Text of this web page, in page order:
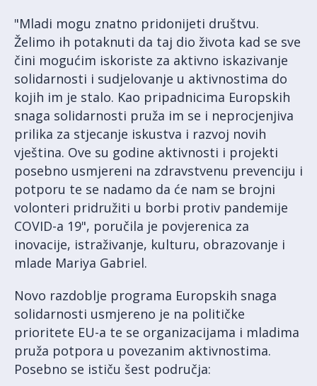
"Mladi mogu znatno pridonijeti društvu.
Želimo ih potaknuti da taj dio života kad se sve
čini mogućim iskoriste za aktivno iskazivanje
solidarnosti i sudjelovanje u aktivnostima do
kojih im je stalo. Kao pripadnicima Europskih
snaga solidarnosti pruža im se i neprocjenjiva
prilika za stjecanje iskustva i razvoj novih
vještina. Ove su godine aktivnosti i projekti
posebno usmjereni na zdravstvenu prevenciju i
potporu te se nadamo da će nam se brojni
volonteri pridružiti u borbi protiv pandemije
COVID-a 19", poručila je povjerenica za
inovacije, istraživanje, kulturu, obrazovanje i
mlade Mariya Gabriel.
Novo razdoblje programa Europskih snaga
solidarnosti usmjereno je na političke
prioritete EU-a te se organizacijama i mladima
pruža potpora u povezanim aktivnostima.
Posebno se ističu šest područja: